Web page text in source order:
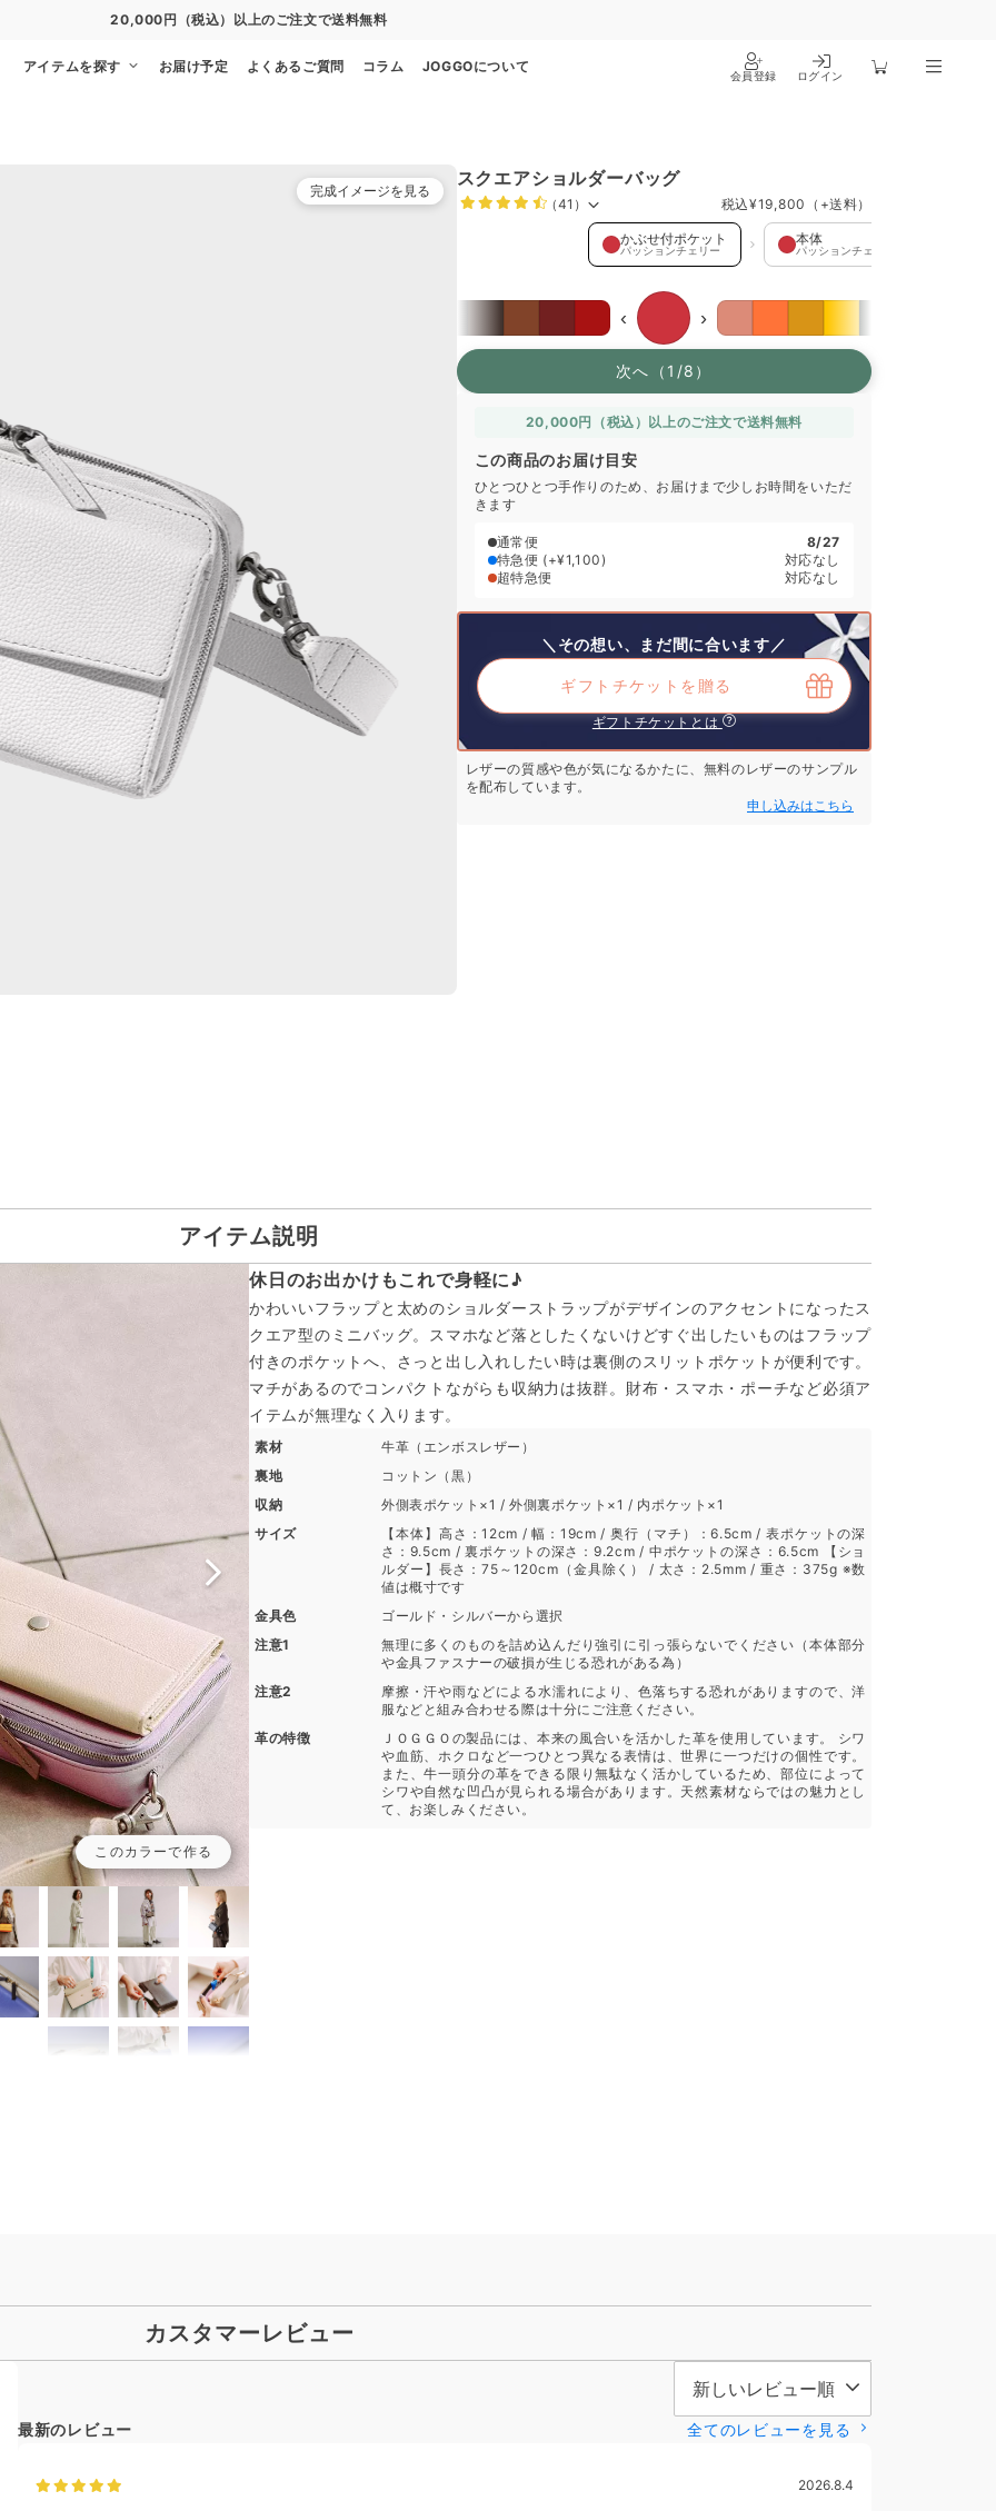
通常便 8/27 特急便 8/21 超特急便−
アイテムを探す お届け予定 よくあるご質問 コラム JOGGOについて
会員登録 ログイン
完成イメージを見る
かぶせ付ポケット を選択中
かぶせ付ポケット
パッションチェリー
本体
パッションチェリー
‹ ›
スクエアショルダーバッグ
（41） 税込¥19,800 （+送料）
次へ（1/8）
20,000円（税込）以上のご注文で送料無料
この商品のお届け目安
ひとつひとつ手作りのため、お届けまで少しお時間をいただ
きます
通常便
8/27
特急便 (+¥1,100)
対応なし
超特急便
対応なし
＼その想い、まだ間に合います／
ギフトチケットを贈る
ギフトチケットとは
レザーの質感や色が気になるかたに、無料のレザーのサンプル
を配布しています。
申し込みはこちら
アイテム説明
このカラーで作る
休日のお出かけもこれで身軽に♪
かわいいフラップと太めのショルダーストラップがデザインのアクセントになったス
クエア型のミニバッグ。スマホなど落としたくないけどすぐ出したいものはフラップ
付きのポケットへ、さっと出し入れしたい時は裏側のスリットポケットが便利です。
マチがあるのでコンパクトながらも収納力は抜群。財布・スマホ・ポーチなど必須ア
イテムが無理なく入ります。
素材
牛革（エンボスレザー）
裏地
コットン（黒）
収納
外側表ポケット×1 / 外側裏ポケット×1 / 内ポケット×1
サイズ
【本体】高さ：12cm / 幅：19cm / 奥行（マチ）：6.5cm / 表ポケットの深
さ：9.5cm / 裏ポケットの深さ：9.2cm / 中ポケットの深さ：6.5cm 【ショ
ルダー】長さ：75～120cm（金具除く） / 太さ：2.5mm / 重さ：375g ※数
値は概寸です
金具色
ゴールド・シルバーから選択
注意1
無理に多くのものを詰め込んだり強引に引っ張らないでください（本体部分
や金具ファスナーの破損が生じる恐れがある為）
注意2
摩擦・汗や雨などによる水濡れにより、色落ちする恐れがありますので、洋
服などと組み合わせる際は十分にご注意ください。
革の特徴
ＪＯＧＧＯの製品には、本来の風合いを活かした革を使用しています。 シワ
や血筋、ホクロなど一つひとつ異なる表情は、世界に一つだけの個性です。
また、牛一頭分の革をできる限り無駄なく活かしているため、部位によって
シワや自然な凹凸が見られる場合があります。天然素材ならではの魅力とし
て、お楽しみください。
カスタマーレビュー
最新のレビュー 全てのレビューを見る
2026.8.4